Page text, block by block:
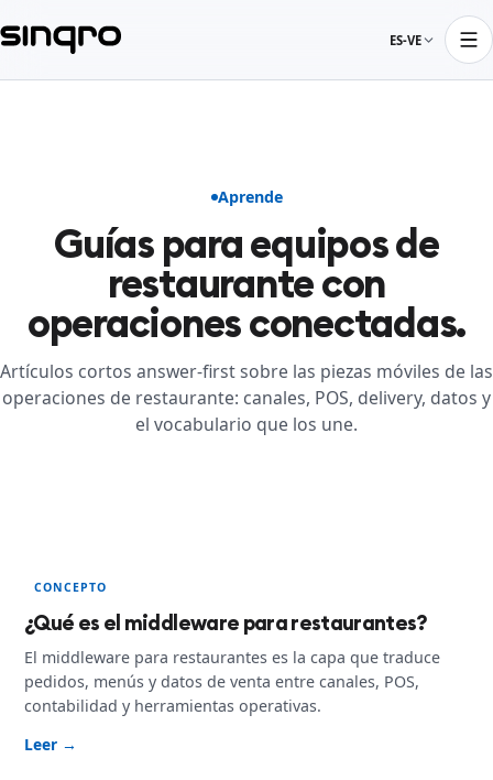
ES-VE
Aprende
Guías para equipos de
restaurante con
operaciones conectadas.
Artículos cortos answer-first sobre las piezas móviles de las
operaciones de restaurante: canales, POS, delivery, datos y
el vocabulario que los une.
CONCEPTO
¿Qué es el middleware para restaurantes?
El middleware para restaurantes es la capa que traduce
pedidos, menús y datos de venta entre canales, POS,
contabilidad y herramientas operativas.
Leer →